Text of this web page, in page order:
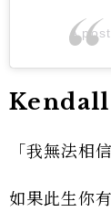
A
「我無法相
如果此生你